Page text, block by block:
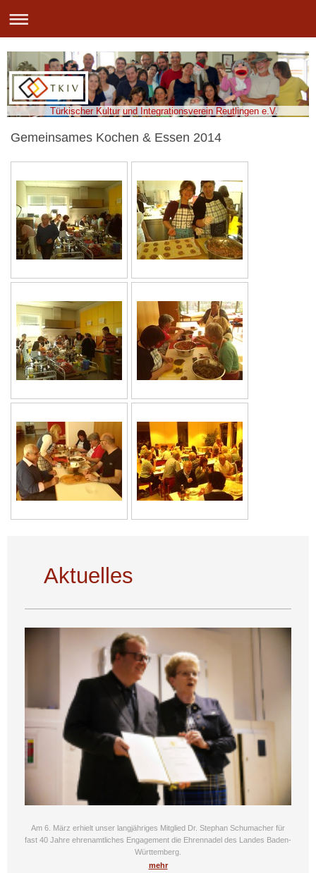
Türkischer Kultur und Integrationsverein Reutlingen e.V.
Gemeinsames Kochen & Essen 2014
Aktuelles
Am 6. März erhielt unser langjähriges Mitglied Dr. Stephan Schumacher für
fast 40 Jahre ehrenamtliches Engagement die Ehrennadel des Landes Baden-
Württemberg.
mehr